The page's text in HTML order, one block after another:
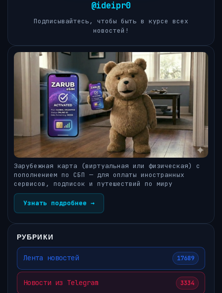
@ideipr0
Подписывайтесь, чтобы быть в курсе всех
новостей!
Зарубежная карта (виртуальная или физическая) с
пополнением по СБП — для оплаты иностранных
сервисов, подписок и путешествий по миру
Узнать подробнее →
РУБРИКИ
Лента новостей 17689
Новости из Telegram 3334